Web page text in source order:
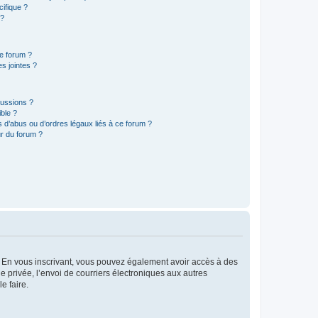
?
forum ?
jointes ?
?
?
ou d’ordres légaux liés à ce forum ?
du forum ?
vous inscrivant, vous pouvez également avoir accès à des
privée, l’envoi de courriers électroniques aux autres
faire.